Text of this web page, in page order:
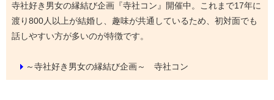
寺社好き男女の縁結び企画『寺社コン』開催中。これまで17年に
渡り800人以上が結婚し、趣味が共通しているため、初対面でも
話しやすい方が多いのが特徴です。
～寺社好き男女の縁結び企画～ 寺社コン